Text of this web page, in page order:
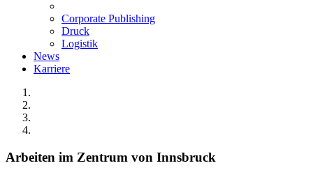
Corporate Publishing
Druck
Logistik
News
Karriere
Arbeiten im Zentrum von Innsbruck